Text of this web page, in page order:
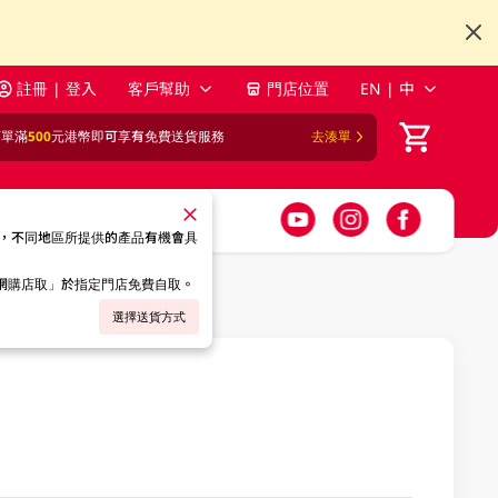
註冊 | 登入 客戶幫助 門店位置 EN | 中
滿500元港幣即可享有免費送貨服務 去湊單
不同地區所提供的產品有機會具
店取」於指定門店免費自取。
選擇送貨方式